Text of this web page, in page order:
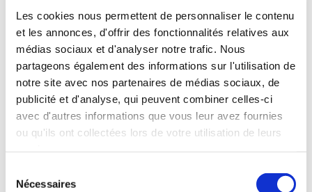
Les cookies nous permettent de personnaliser le contenu
et les annonces, d'offrir des fonctionnalités relatives aux
médias sociaux et d'analyser notre trafic. Nous
partageons également des informations sur l'utilisation de
notre site avec nos partenaires de médias sociaux, de
publicité et d'analyse, qui peuvent combiner celles-ci
avec d'autres informations que vous leur avez fournies
ou qu'ils ont collectées lors de votre utilisation de leurs
Nécessaires
février 2024
octobre 2023
juillet 2023
mai 2023
avril 2023